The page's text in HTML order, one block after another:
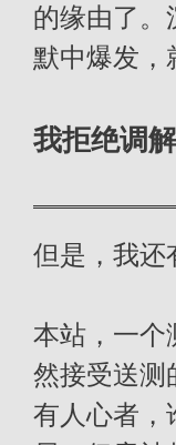
的缘由了。
默中爆发，
我拒绝调
但是，我还
本站，一个
然接受送测
有人心者，